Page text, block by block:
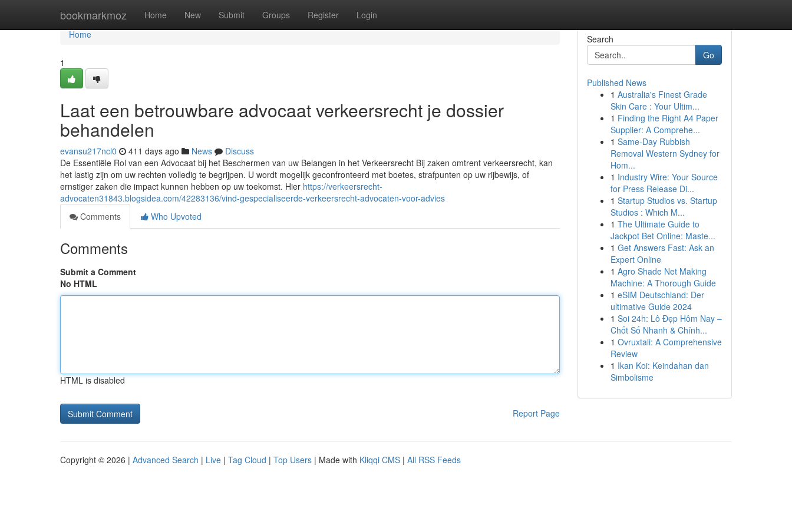
bookmarkmoz Home New Submit Groups Register Login
Home
Home
1
Laat een betrouwbare advocaat verkeersrecht je dossier
behandelen
evansu217ncl0 411 days ago News
Discuss
De Essentiële Rol van een Advocaat bij het Beschermen van uw Belangen in het Verkeersrecht Bij zaken omtrent verkeersrecht, kan
het lastig zijn om uw rechten volledig te begrijpen. U wordt mogelijk geconfronteerd met boetes, strafpunten op uw rijbewijs, of
ernstiger zaken die impact kunnen hebben op uw toekomst. Hier https://verkeersrecht-
advocaten31843.blogsidea.com/42283136/vind-gespecialiseerde-verkeersrecht-advocaten-voor-advies
Comments
Who Upvoted
Comments
Submit a Comment
No HTML
HTML is disabled
Report Page
Search
Go
Published News
1 Australia's Finest Grade
Skin Care : Your Ultim...
1 Finding the Right A4 Paper
Supplier: A Comprehe...
1 Same-Day Rubbish
Removal Western Sydney for
Hom...
1 Industry Wire: Your Source
for Press Release Di...
1 Startup Studios vs. Startup
Studios : Which M...
1 The Ultimate Guide to
Jackpot Bet Online: Maste...
1 Get Answers Fast: Ask an
Expert Online
1 Agro Shade Net Making
Machine: A Thorough Guide
1 eSIM Deutschland: Der
ultimative Guide 2024
1 Soi 24h: Lô Đẹp Hôm Nay –
Chốt Số Nhanh & Chính...
1 Ovruxtali: A Comprehensive
Review
1 Ikan Koi: Keindahan dan
Simbolisme
Copyright © 2026 | Advanced Search | Live | Tag Cloud | Top Users | Made with Kliqqi CMS | All RSS Feeds